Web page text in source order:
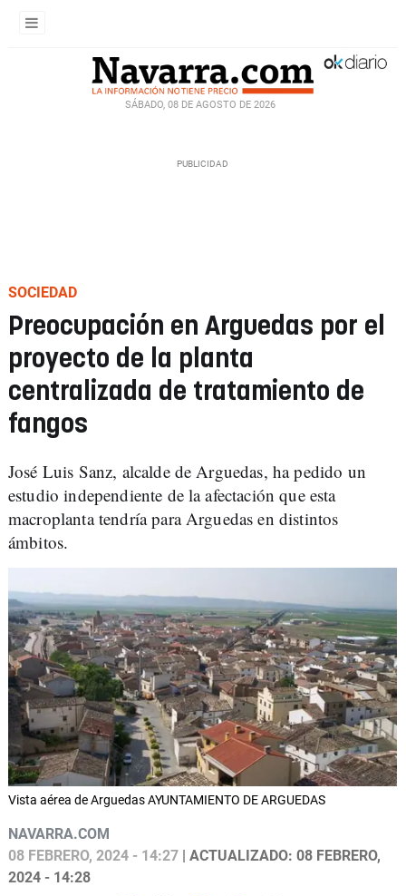
SÁBADO, 08 DE AGOSTO DE 2026
SOCIEDAD
Preocupación en Arguedas por el
proyecto de la planta
centralizada de tratamiento de
fangos
José Luis Sanz, alcalde de Arguedas, ha pedido un
estudio independiente de la afectación que esta
macroplanta tendría para Arguedas en distintos
ámbitos.
Vista aérea de Arguedas AYUNTAMIENTO DE ARGUEDAS
NAVARRA.COM
08 FEBRERO, 2024 - 14:27 | ACTUALIZADO: 08 FEBRERO,
2024 - 14:28